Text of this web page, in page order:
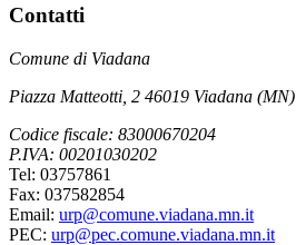
Contatti
Comune di Viadana
Piazza Matteotti, 2 46019 Viadana (MN)
Codice fiscale: 83000670204
P.IVA: 00201030202
Tel: 03757861
Fax: 037582854
Email: urp@comune.viadana.mn.it
PEC: urp@pec.comune.viadana.mn.it